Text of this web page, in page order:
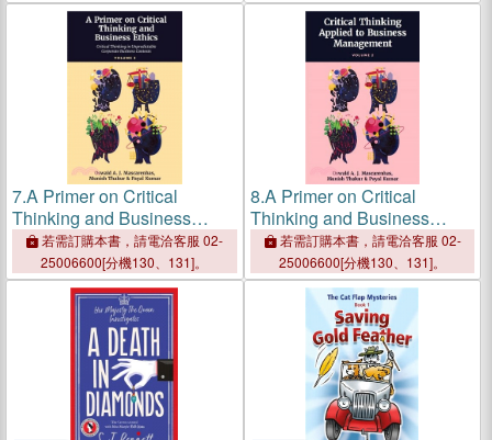
7.A Primer on Critical
Thinking and Business
Ethics：Critical Thinking in
Unpredictable Corporate
Business Contexts (Volume
若需訂購本書，請電洽客服 02-
25006600[分機130、131]。
8.A Primer on Critical
Thinking and Business
Ethics：Critical Thinking
Applied to Business
Management (Volume 2)
若需訂購本書，請電洽客服 02-
25006600[分機130、131]。